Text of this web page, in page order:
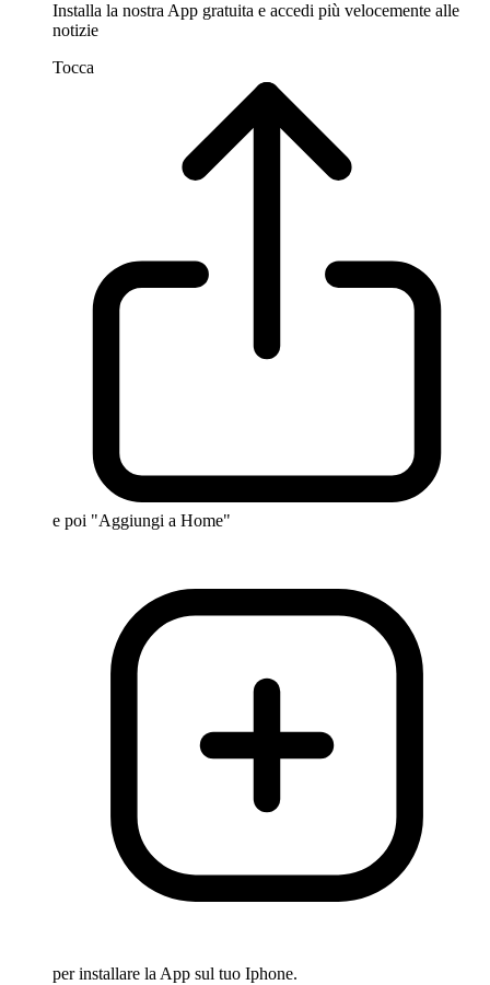
Installa la nostra App gratuita e accedi più velocemente alle
notizie
Tocca
e poi "Aggiungi a Home"
per installare la App sul tuo Iphone.